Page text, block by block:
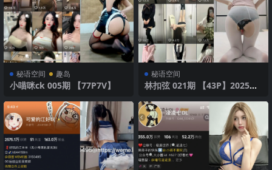
秘语空间 趣岛
小喵咪ck 005期 【77P7V】
秘语空间
林扣弦 021期 【43P】2025年